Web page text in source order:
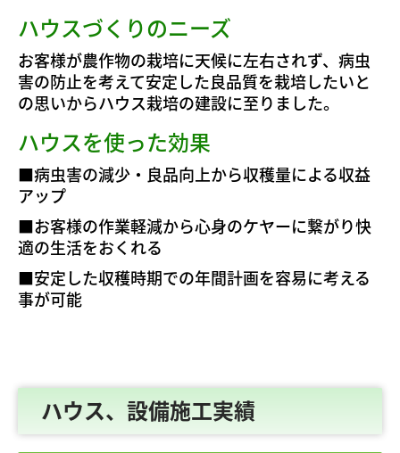
ハウスづくりのニーズ
お客様が農作物の栽培に天候に左右されず、病虫
害の防止を考えて安定した良品質を栽培したいと
の思いからハウス栽培の建設に至りました。
ハウスを使った効果
■病虫害の減少・良品向上から収穫量による収益
アップ
■お客様の作業軽減から心身のケヤーに繋がり快
適の生活をおくれる
■安定した収穫時期での年間計画を容易に考える
事が可能
ハウス、設備施工実績